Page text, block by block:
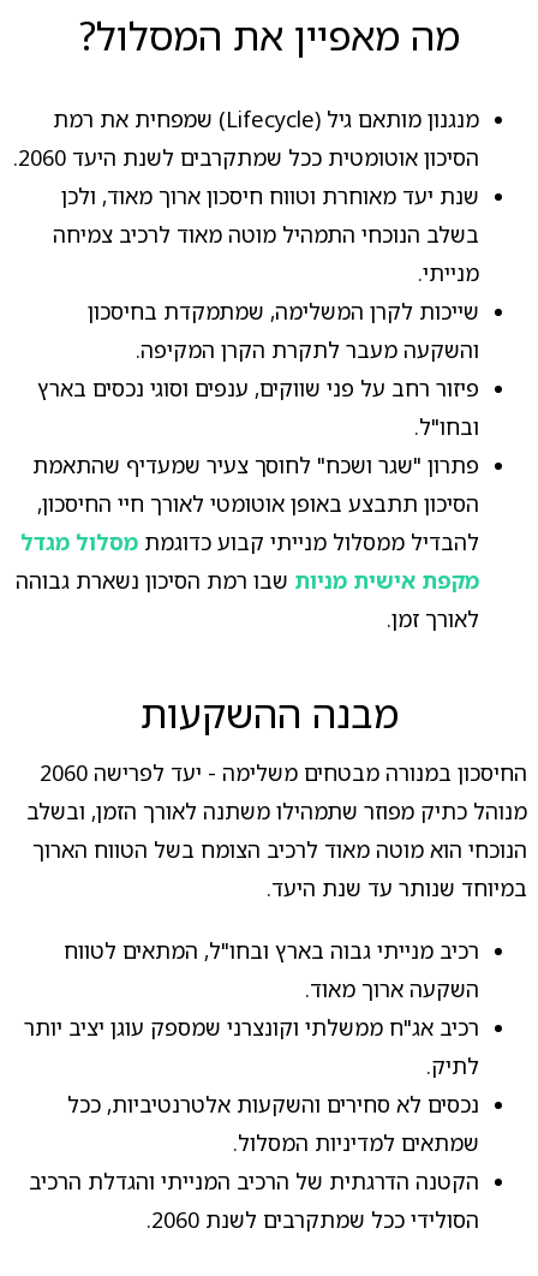
מה מאפיין את המסלול?
מנגנון מותאם גיל (Lifecycle) שמפחית את רמת
הסיכון אוטומטית ככל שמתקרבים לשנת היעד 2060.
שנת יעד מאוחרת וטווח חיסכון ארוך מאוד, ולכן
בשלב הנוכחי התמהיל מוטה מאוד לרכיב צמיחה
מנייתי.
שייכות לקרן המשלימה, שמתמקדת בחיסכון
והשקעה מעבר לתקרת הקרן המקיפה.
פיזור רחב על פני שווקים, ענפים וסוגי נכסים בארץ
ובחו"ל.
פתרון "שגר ושכח" לחוסך צעיר שמעדיף שהתאמת
הסיכון תתבצע באופן אוטומטי לאורך חיי החיסכון,
להבדיל ממסלול מנייתי קבוע כדוגמת מסלול מגדל
מקפת אישית מניות שבו רמת הסיכון נשארת גבוהה
לאורך זמן.
מבנה ההשקעות
החיסכון במנורה מבטחים משלימה - יעד לפרישה 2060
מנוהל כתיק מפוזר שתמהילו משתנה לאורך הזמן, ובשלב
הנוכחי הוא מוטה מאוד לרכיב הצומח בשל הטווח הארוך
במיוחד שנותר עד שנת היעד.
רכיב מנייתי גבוה בארץ ובחו"ל, המתאים לטווח
השקעה ארוך מאוד.
רכיב אג"ח ממשלתי וקונצרני שמספק עוגן יציב יותר
לתיק.
נכסים לא סחירים והשקעות אלטרנטיביות, ככל
שמתאים למדיניות המסלול.
הקטנה הדרגתית של הרכיב המנייתי והגדלת הרכיב
הסולידי ככל שמתקרבים לשנת 2060.